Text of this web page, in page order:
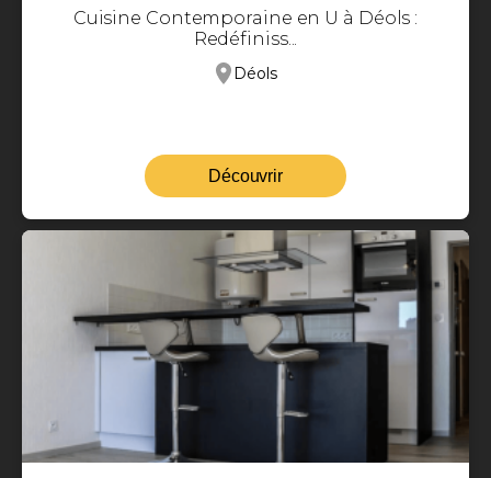
Cuisine Contemporaine en U à Déols :
Redéfiniss...
Déols
Découvrir